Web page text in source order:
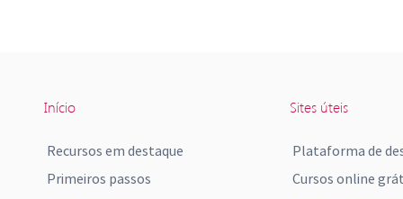
Início
Recursos em destaque
Primeiros passos
Sites úteis
Plataforma de
Cursos online